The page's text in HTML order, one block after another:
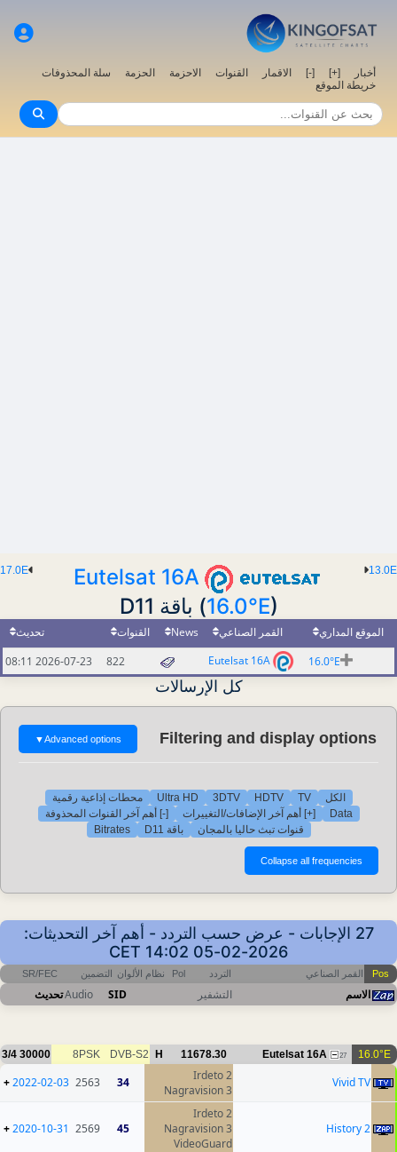
أخبار [+]
[-] الاقمار القنوات الاحزمة الحزمة
سلة المحذوفات
خريطة الموقع
13.0E
17.0E
Eutelsat 16A
(16.0°E) باقة D11
الموقع المداري القمر الصناعي News القنوات
تحديث
16.0°E
Eutelsat 16A
822
2026-07-23 08:11
كل الإرسالات
Filtering and display options
Advanced options
▼
الكل TV
HDTV
3DTV
Ultra HD
محطات إذاعية رقمية
Data
[+] أهم آخر الإضافات/التغييرات
[-] أهم آخر القنوات المحذوفة
قنوات تبث حاليا بالمجان
باقة D11 Bitrates
27 الإجابات - عرض حسب التردد - أهم آخر التحديثات:
2026-02-05 14:02 CET
Pos القمر الصناعي التردد Pol نظام الألوان التضمين SR/FEC
الاسم التشفير SID
Audioتحديث
16.0°E
Eutelsat 16A 27
11678.30
H
DVB-S2
8PSK
30000
3/4
Vivid TV
Irdeto 2
Nagravision 3
34
2563
2022-02-03
+
History 2
Irdeto 2
Nagravision 3
VideoGuard
45
2569
2020-10-31
+